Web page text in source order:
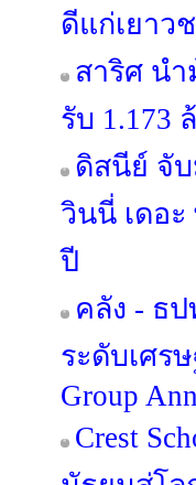
ดีแก่เยาว
สาริศ น
รับ 1.173
ดิสนีย์ จั
วินนี่ เดอะ
ปี
คลัง - ธ
ระดับเศร
Group
Crest